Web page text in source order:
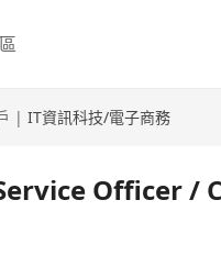
| IT資訊科技/電子商務
Officer /